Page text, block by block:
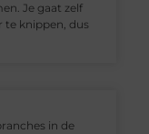
Je gaat zelf
te knippen, dus
in de